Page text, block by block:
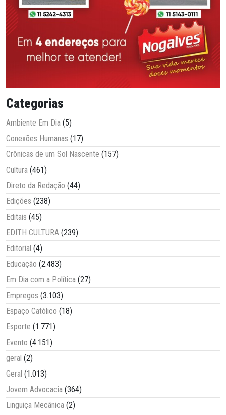
Categorias
Ambiente Em Dia (5)
Conexões Humanas (17)
Crônicas de um Sol Nascente (157)
Cultura (461)
Direto da Redação (44)
Edições (238)
Editais (45)
EDITH CULTURA (239)
Editorial (4)
Educação (2.483)
Em Dia com a Política (27)
Empregos (3.103)
Espaço Católico (18)
Esporte (1.771)
Evento (4.151)
geral (2)
Geral (1.013)
Jovem Advocacia (364)
Linguiça Mecânica (2)